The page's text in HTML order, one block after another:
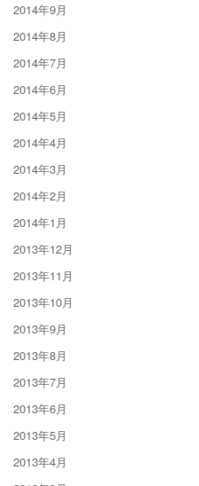
2014年9月
2014年8月
2014年7月
2014年6月
2014年5月
2014年4月
2014年3月
2014年2月
2014年1月
2013年12月
2013年11月
2013年10月
2013年9月
2013年8月
2013年7月
2013年6月
2013年5月
2013年4月